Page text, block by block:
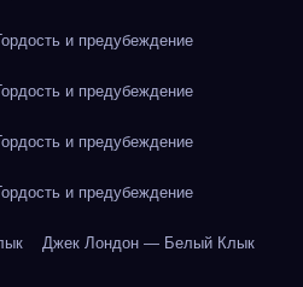
и предубеждение
и предубеждение
и предубеждение
и предубеждение
Джек Лондон — Белый Клык